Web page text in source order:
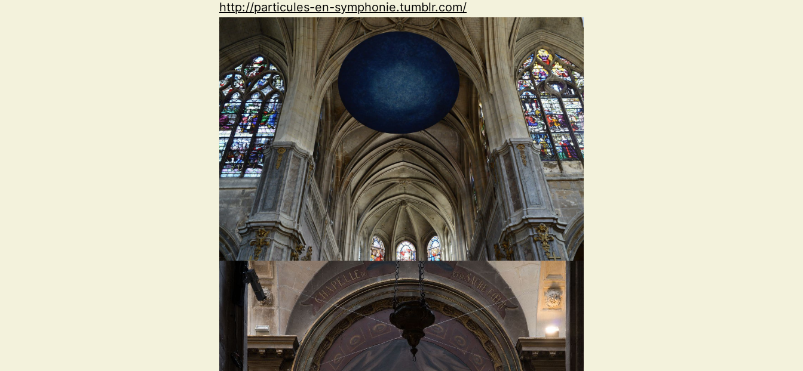
http://particules-en-symphonie.tumblr.com/